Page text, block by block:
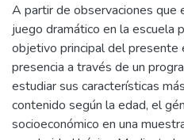
A partir de observaciones que
juego dramático en la escuela
objetivo principal del presente
presencia a través de un
estudiar sus características
contenido según la edad, el
socioeconómico en una